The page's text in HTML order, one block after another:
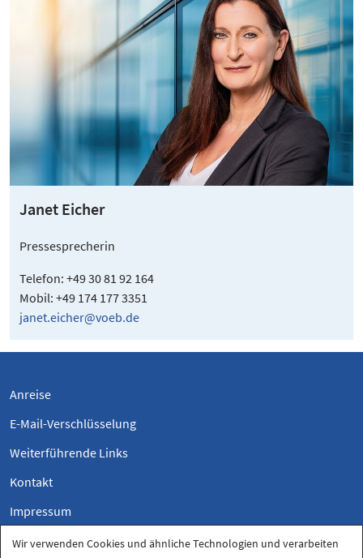
Janet Eicher
Pressesprecherin
Telefon: +49 30 81 92 164
Mobil: +49 174 177 3351
janet.eicher@voeb.de
Anreise
E-Mail-Verschlüsselung
Weiterführende Links
Kontakt
Impressum
Datenschutzerklärung
Wir verwenden Cookies und ähnliche Technologien und verarbeiten